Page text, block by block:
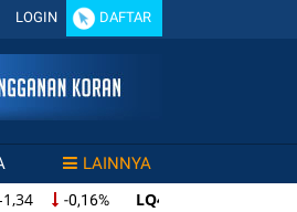
LOGIN DAFTAR
LAINNYA
LQ45 632 -1,53